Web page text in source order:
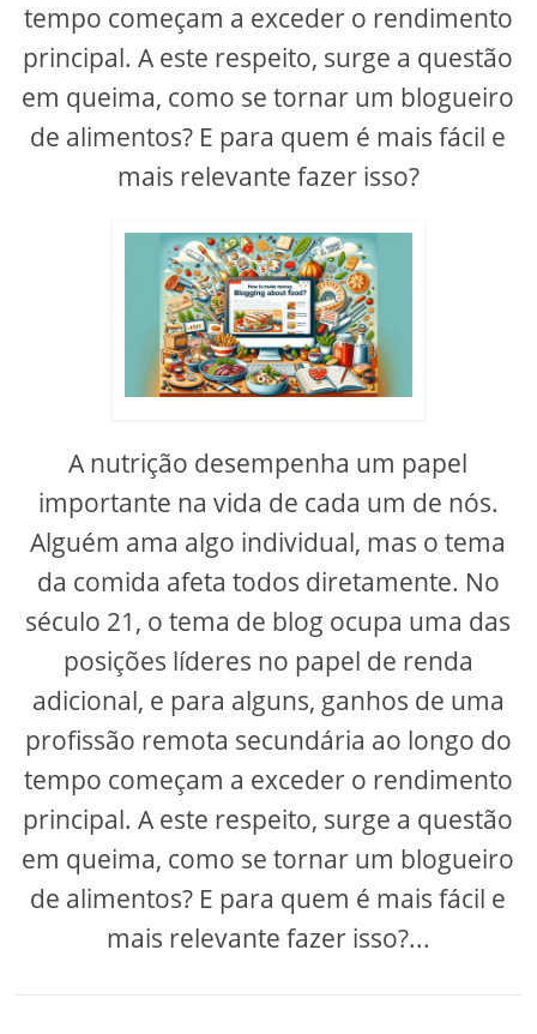
tempo começam a exceder o rendimento
principal. A este respeito, surge a questão
em queima, como se tornar um blogueiro
de alimentos? E para quem é mais fácil e
mais relevante fazer isso?
A nutrição desempenha um papel
importante na vida de cada um de nós.
Alguém ama algo individual, mas o tema
da comida afeta todos diretamente. No
século 21, o tema de blog ocupa uma das
posições líderes no papel de renda
adicional, e para alguns, ganhos de uma
profissão remota secundária ao longo do
tempo começam a exceder o rendimento
principal. A este respeito, surge a questão
em queima, como se tornar um blogueiro
de alimentos? E para quem é mais fácil e
mais relevante fazer isso?...